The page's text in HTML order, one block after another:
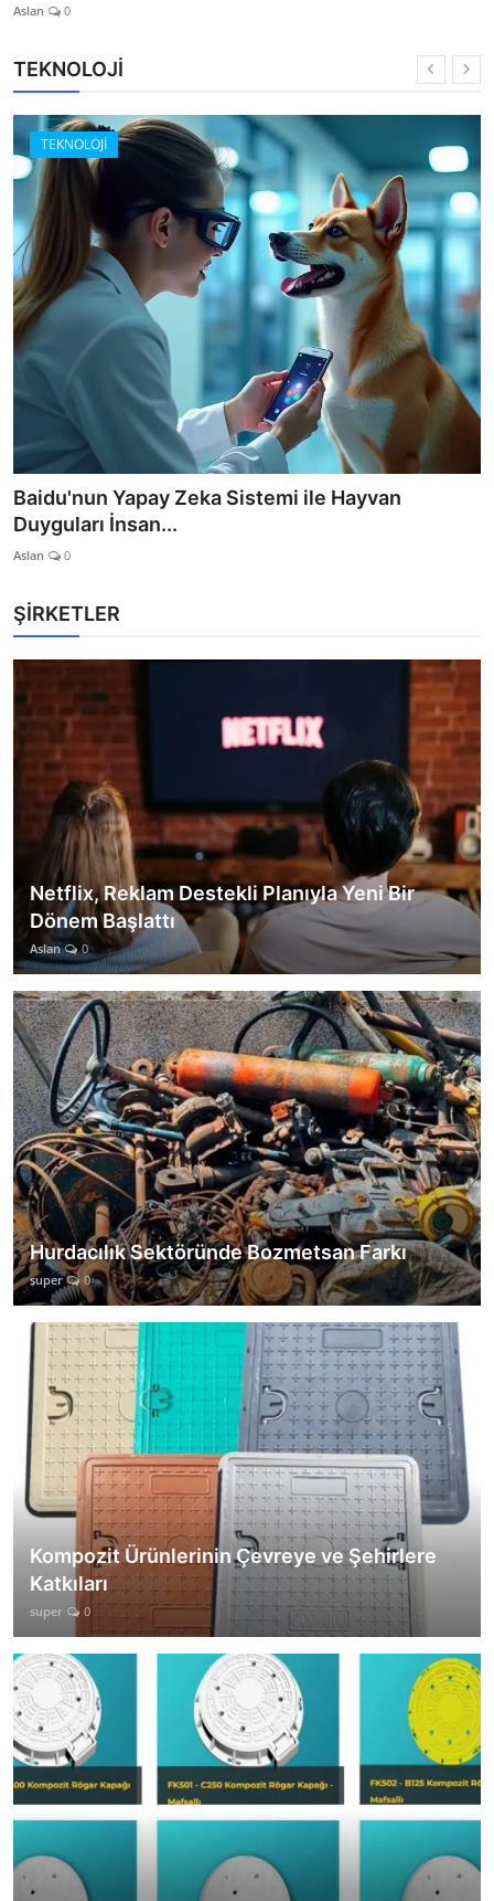
Aslan 0
TEKNOLOJİ
TEKNOLOJİ
Baidu'nun Yapay Zeka Sistemi ile Hayvan
Duyguları İnsan...
Aslan 0
ŞİRKETLER
Netflix, Reklam Destekli Planıyla Yeni Bir
Dönem Başlattı
Aslan 0
Hurdacılık Sektöründe Bozmetsan Farkı
super 0
Kompozit Ürünlerinin Çevreye ve Şehirlere
Katkıları
super 0